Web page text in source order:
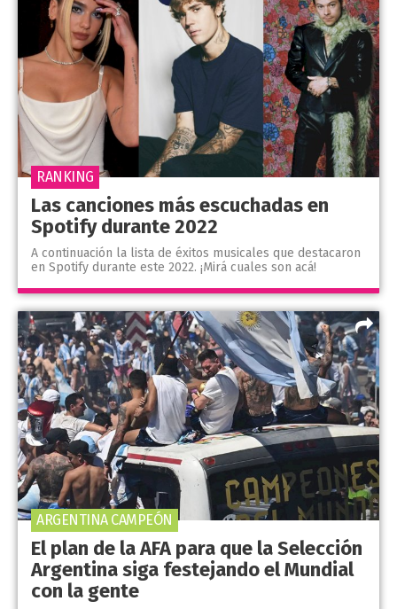
Las canciones más escuchadas en
Spotify durante 2022
A continuación la lista de éxitos musicales que destacaron
en Spotify durante este 2022. ¡Mirá cuales son acá!
RANKING
El plan de la AFA para que la Selección
Argentina siga festejando el Mundial
con la gente
ARGENTINA CAMPEÓN